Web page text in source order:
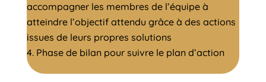
accompagner les membres de l’équipe à
atteindre l’objectif attendu grâce à des actions
issues de leurs propres solutions
Phase de bilan pour suivre le plan d’action